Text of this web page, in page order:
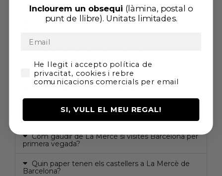
Quines activitats destaquen a la Festa Major de
Com es celebra el Piromusical de La Mercè?
On trobar el programa oficial de la Festa Major
Com gaudir de La Mercè si visites Barcelona per
primera vegada?
Quin paper tenen els castellers a La Mercè de
Barcelona?
Inclourem un obsequi (làmina, postal o
punt de llibre). Unitats limitades.
He llegit i accepto la Política de Privadesa i
He llegit i accepto política de
privacitat, cookies i rebre
comunicacions comercials per email
SI, VULL EL MEU REGAL!